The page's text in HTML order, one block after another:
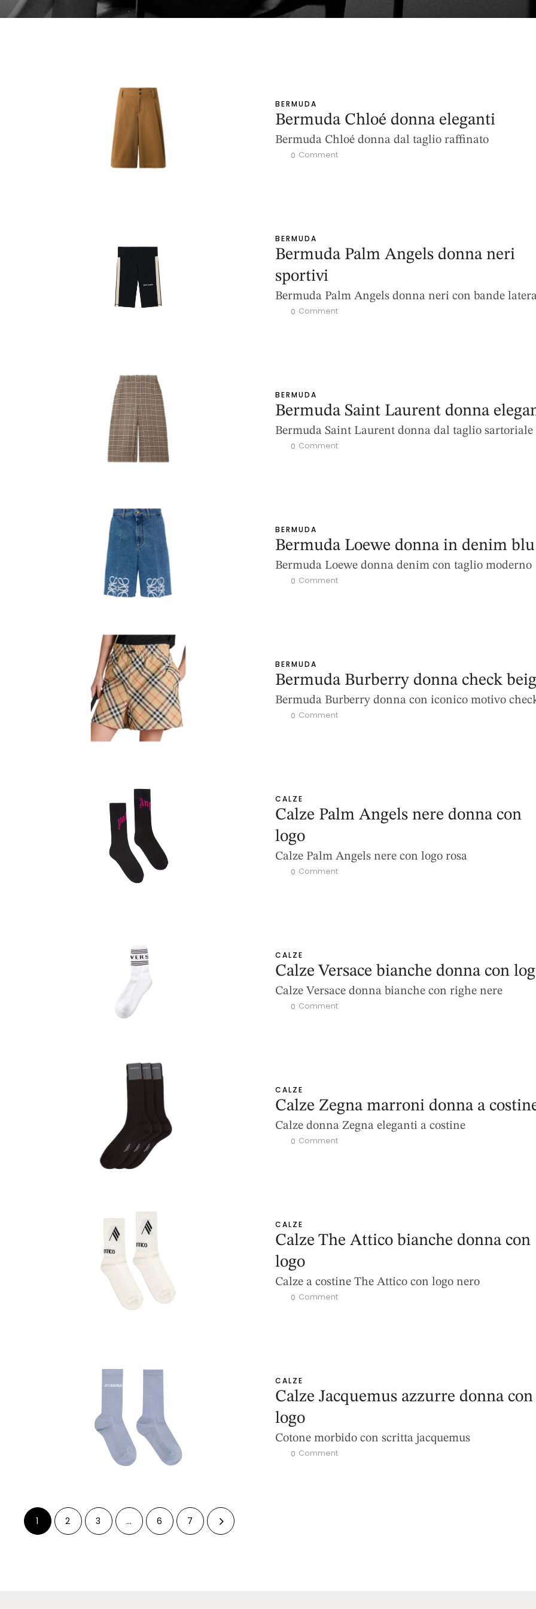
BERMUDA
Bermuda Chloé donna eleganti
Bermuda Chloé donna dal taglio raffinato
0 Comment
BERMUDA
Bermuda Palm Angels donna neri
sportivi
Bermuda Palm Angels donna neri con bande
0 Comment
BERMUDA
Bermuda Saint Laurent donna
Bermuda Saint Laurent donna dal taglio sartoriale
0 Comment
BERMUDA
Bermuda Loewe donna in denim blu
Bermuda Loewe donna denim con taglio moderno
0 Comment
BERMUDA
Bermuda Burberry donna check
Bermuda Burberry donna con iconico motivo
0 Comment
CALZE
Calze Palm Angels nere donna con
logo
Calze Palm Angels nere con logo rosa
0 Comment
CALZE
Calze Versace bianche donna con
Calze Versace donna bianche con righe nere
0 Comment
CALZE
Calze Zegna marroni donna a
Calze donna Zegna eleganti a costine
0 Comment
CALZE
Calze The Attico bianche donna con
logo
Calze a costine The Attico con logo nero
0 Comment
CALZE
Calze Jacquemus azzurre donna con
logo
Cotone morbido con scritta jacquemus
0 Comment
1 2 3 … 6 7